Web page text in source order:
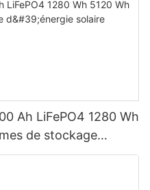
Ah LiFePO4 1280 Wh
de stockage